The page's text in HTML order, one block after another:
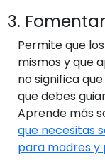
3.
Permite que
mismos y que
no significa
que debes
Aprende más
que necesitas
para madres y